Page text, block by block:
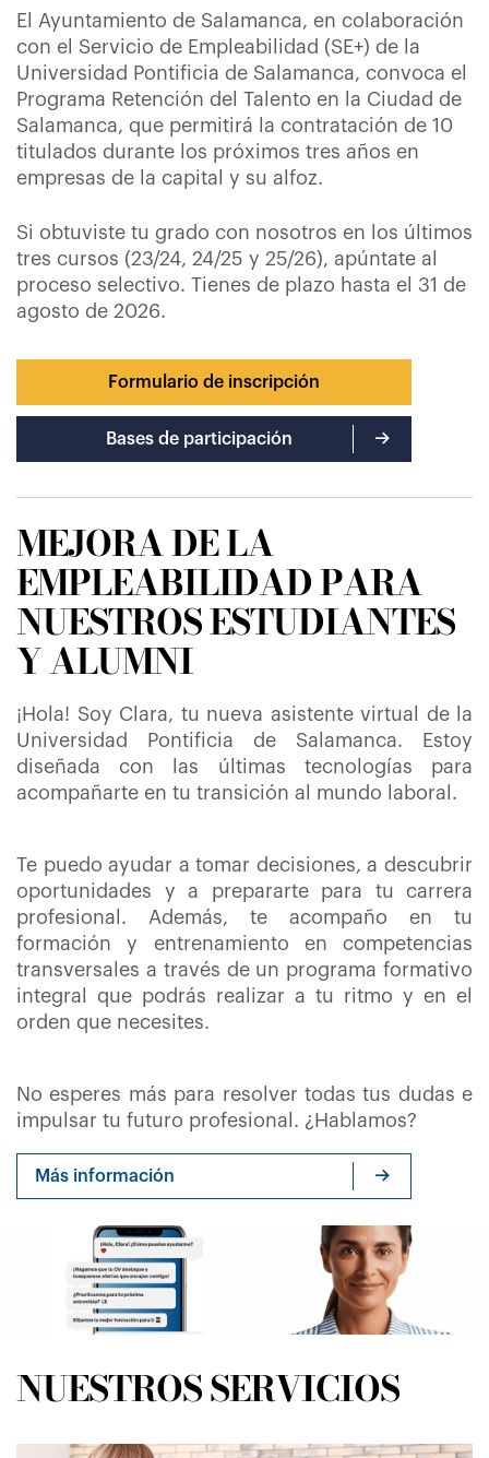
El Ayuntamiento de Salamanca, en colaboración
con el Servicio de Empleabilidad (SE+) de la
Universidad Pontificia de Salamanca, convoca el
Programa Retención del Talento en la Ciudad de
Salamanca, que permitirá la contratación de 10
titulados durante los próximos tres años en
empresas de la capital y su alfoz.
Si obtuviste tu grado con nosotros en los últimos
tres cursos (23/24, 24/25 y 25/26), apúntate al
proceso selectivo. Tienes de plazo hasta el 31 de
agosto de 2026.
Formulario de inscripción
Bases de participación
MEJORA DE LA
EMPLEABILIDAD PARA
NUESTROS ESTUDIANTES
Y ALUMNI
¡Hola! Soy Clara, tu nueva asistente virtual de la
Universidad Pontificia de Salamanca. Estoy
diseñada con las últimas tecnologías para
acompañarte en tu transición al mundo laboral.
Te puedo ayudar a tomar decisiones, a descubrir
oportunidades y a prepararte para tu carrera
profesional. Además, te acompaño en tu
formación y entrenamiento en competencias
transversales a través de un programa formativo
integral que podrás realizar a tu ritmo y en el
orden que necesites.
No esperes más para resolver todas tus dudas e
impulsar tu futuro profesional. ¿Hablamos?
Más información
NUESTROS SERVICIOS